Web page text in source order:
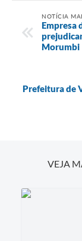
NOTÍCIA
Empresa
Morumbi
Prefeitura de
VEJA